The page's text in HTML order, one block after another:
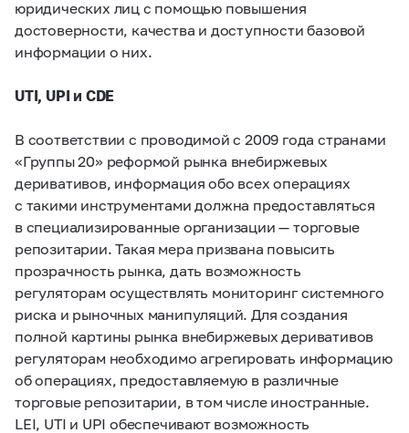
юридических лиц с помощью повышения
достоверности, качества и доступности базовой
информации о них.
UTI, UPI и CDE
В соответствии с проводимой с 2009 года странами
«Группы 20» реформой рынка внебиржевых
деривативов, информация обо всех операциях
с такими инструментами должна предоставляться
в специализированные организации — торговые
репозитарии. Такая мера призвана повысить
прозрачность рынка, дать возможность
регуляторам осуществлять мониторинг системного
риска и рыночных манипуляций. Для создания
полной картины рынка внебиржевых деривативов
регуляторам необходимо агрегировать информацию
об операциях, предоставляемую в различные
торговые репозитарии, в том числе иностранные.
LEI, UTI и UPI обеспечивают возможность